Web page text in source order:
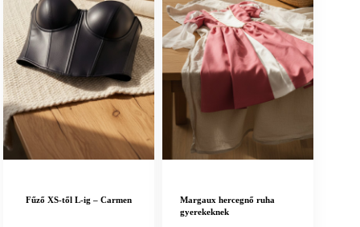
Fűző XS-től L-ig – Carmen
Margaux hercegnő ruha
gyerekeknek